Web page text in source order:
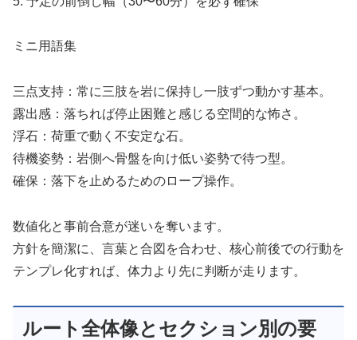
ミニ用語集
三点支持：常に三肢を岩に保持し一肢ずつ動かす基本。
露出感：落ちれば停止困難と感じる空間的な怖さ。
浮石：荷重で動く不安定な石。
待機姿勢：岩側へ骨盤を向け低い姿勢で待つ型。
確保：落下を止めるためのロープ操作。
数値化と事前合意が迷いを奪います。
方針を簡潔に、言葉と合図を合わせ、核心前後での行動を
テンプレ化すれば、体力より先に判断が走ります。
ルート全体像とセクション別の要